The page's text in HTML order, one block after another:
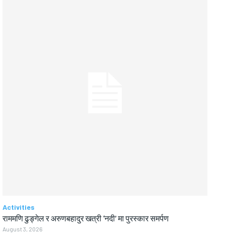
Activities
राममणि ढुङ्गेल र अरुणबहादुर खत्री ‘नदी’ मा पुरस्कार समर्पण
August 3, 2026